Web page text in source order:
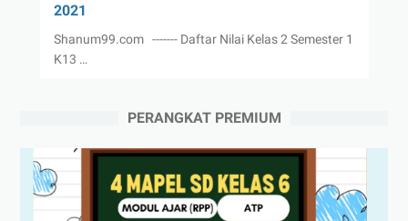
2021
Shanum99.com ------- Daftar Nilai Kelas 2 Semester 1
K13 …
PERANGKAT PREMIUM